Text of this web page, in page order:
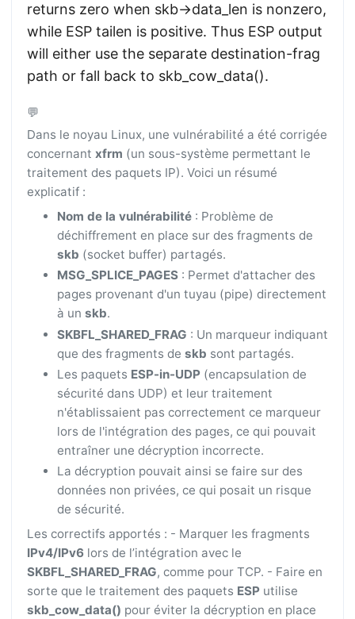
returns zero when skb->data_len is nonzero,
while ESP tailen is positive. Thus ESP output
will either use the separate destination-frag
path or fall back to skb_cow_data().
💬
Dans le noyau Linux, une vulnérabilité a été corrigée
concernantxfrm (un sous-système permettant le
traitement des paquets IP). Voici un résumé
explicatif :
Nom de la vulnérabilité: Problème de
déchiffrement en place sur des fragments de
skb (socket buffer) partagés.
MSG_SPLICE_PAGES: Permet d'attacher des
pages provenant d'un tuyau (pipe) directement
à un skb.
SKBFL_SHARED_FRAG : Un marqueur indiquant
que des fragments de skb sont partagés.
Les paquets ESP-in-UDP(encapsulation de
sécurité dans UDP) et leur traitement
n'établissaient pas correctement ce marqueur
lors de l'intégration des pages, ce qui pouvait
entraîner une décryption incorrecte.
La décryption pouvait ainsi se faire sur des
données non privées, ce qui posait un risque
de sécurité.
Les correctifs apportés : - Marquer les fragments
IPv4/IPv6 lors de l’intégration avec le
SKBFL_SHARED_FRAG, comme pour TCP. - Faire en
sorte que le traitement des paquets ESP utilise
skb_cow_data() pour éviter la décryption en place